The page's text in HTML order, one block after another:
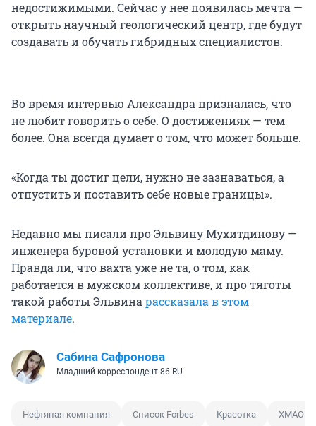
недостижимыми. Сейчас у нее появилась мечта —
открыть научный геологический центр, где будут
создавать и обучать гибридных специалистов.
Во время интервью Александра призналась, что
не любит говорить о себе. О достижениях — тем
более. Она всегда думает о том, что может больше.
«Когда ты достиг цели, нужно не зазнаваться, а
отпустить и поставить себе новые границы».
Недавно мы писали про Эльвину Мухитдинову —
инженера буровой установки и молодую маму.
Правда ли, что вахта уже не та, о том, как
работается в мужском коллективе, и про тяготы
такой работы Эльвинарассказала в этом
материале.
Сабина Сафронова
Младший корреспондент 86.RU
Нефтяная компания Список Forbes Красотка ХМАО —